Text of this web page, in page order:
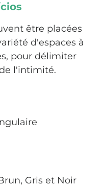
être placées
d'espaces à
pour délimiter
l'intimité.
Gris et Noir